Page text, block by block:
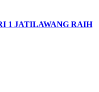
1 JATILAWANG RAIH